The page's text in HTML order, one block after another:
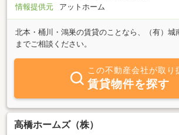
情報提供元
アットホーム
北本・桶川・鴻巣の賃貸のことなら、（有）城
までご相談ください。
この不動産会社が取り
賃貸物件を探す
高橋ホームズ（株）